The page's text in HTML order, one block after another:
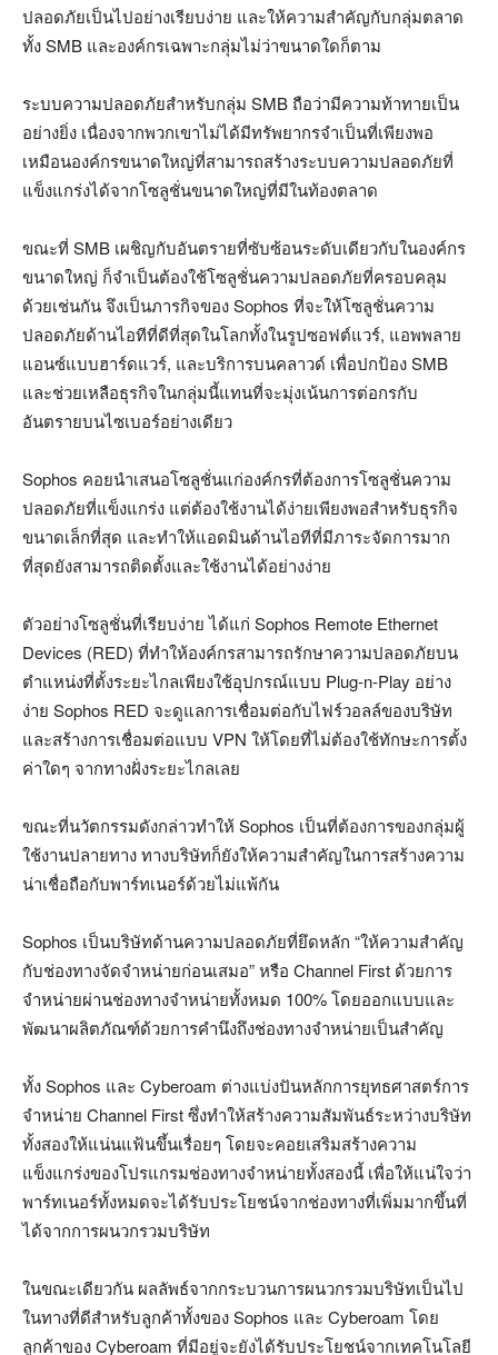
ปลอดภัยเป็นไปอย่างเรียบง่าย และให้ความสำคัญกับกลุ่มตลาด
ทั้ง SMB และองค์กรเฉพาะกลุ่มไม่ว่าขนาดใดก็ตาม
ระบบความปลอดภัยสำหรับกลุ่ม SMB ถือว่ามีความท้าทายเป็น
อย่างยิ่ง เนื่องจากพวกเขาไม่ได้มีทรัพยากรจำเป็นที่เพียงพอ
เหมือนองค์กรขนาดใหญ่ที่สามารถสร้างระบบความปลอดภัยที่
แข็งแกร่งได้จากโซลูชั่นขนาดใหญ่ที่มีในท้องตลาด
ขณะที่ SMB เผชิญกับอันตรายที่ซับซ้อนระดับเดียวกับในองค์กร
ขนาดใหญ่ ก็จำเป็นต้องใช้โซลูชั่นความปลอดภัยที่ครอบคลุม
ด้วยเช่นกัน จึงเป็นภารกิจของ Sophos ที่จะให้โซลูชั่นความ
ปลอดภัยด้านไอทีที่ดีที่สุดในโลกทั้งในรูปซอฟต์แวร์, แอพพลาย
แอนซ์แบบฮาร์ดแวร์, และบริการบนคลาวด์ เพื่อปกป้อง SMB
และช่วยเหลือธุรกิจในกลุ่มนี้แทนที่จะมุ่งเน้นการต่อกรกับ
อันตรายบนไซเบอร์อย่างเดียว
Sophos คอยนำเสนอโซลูชั่นแก่องค์กรที่ต้องการโซลูชั่นความ
ปลอดภัยที่แข็งแกร่ง แต่ต้องใช้งานได้ง่ายเพียงพอสำหรับธุรกิจ
ขนาดเล็กที่สุด และทำให้แอดมินด้านไอทีที่มีภาระจัดการมาก
ที่สุดยังสามารถติดตั้งและใช้งานได้อย่างง่าย
ตัวอย่างโซลูชั่นที่เรียบง่าย ได้แก่ Sophos Remote Ethernet
Devices (RED) ที่ทำให้องค์กรสามารถรักษาความปลอดภัยบน
ตำแหน่งที่ตั้งระยะไกลเพียงใช้อุปกรณ์แบบ Plug-n-Play อย่าง
ง่าย Sophos RED จะดูแลการเชื่อมต่อกับไฟร์วอลล์ของบริษัท
และสร้างการเชื่อมต่อแบบ VPN ให้โดยที่ไม่ต้องใช้ทักษะการตั้ง
ค่าใดๆ จากทางฝั่งระยะไกลเลย
ขณะที่นวัตกรรมดังกล่าวทำให้ Sophos เป็นที่ต้องการของกลุ่มผู้
ใช้งานปลายทาง ทางบริษัทก็ยังให้ความสำคัญในการสร้างความ
น่าเชื่อถือกับพาร์ทเนอร์ด้วยไม่แพ้กัน
Sophos เป็นบริษัทด้านความปลอดภัยที่ยึดหลัก “ให้ความสำคัญ
กับช่องทางจัดจำหน่ายก่อนเสมอ” หรือ Channel First ด้วยการ
จำหน่ายผ่านช่องทางจำหน่ายทั้งหมด 100% โดยออกแบบและ
พัฒนาผลิตภัณฑ์ด้วยการคำนึงถึงช่องทางจำหน่ายเป็นสำคัญ
ทั้ง Sophos และ Cyberoam ต่างแบ่งปันหลักการยุทธศาสตร์การ
จำหน่าย Channel First ซึ่งทำให้สร้างความสัมพันธ์ระหว่างบริษัท
ทั้งสองให้แน่นแฟ้นขึ้นเรื่อยๆ โดยจะคอยเสริมสร้างความ
แข็งแกร่งของโปรแกรมช่องทางจำหน่ายทั้งสองนี้ เพื่อให้แน่ใจว่า
พาร์ทเนอร์ทั้งหมดจะได้รับประโยชน์จากช่องทางที่เพิ่มมากขึ้นที่
ได้จากการผนวกรวมบริษัท
ในขณะเดียวกัน ผลลัพธ์จากกระบวนการผนวกรวมบริษัทเป็นไป
ในทางที่ดีสำหรับลูกค้าทั้งของ Sophos และ Cyberoam โดย
ลูกค้าของ Cyberoam ที่มีอยู่จะยังได้รับประโยชน์จากเทคโนโลยี